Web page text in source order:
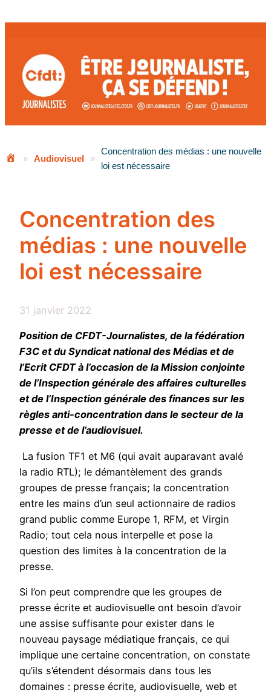
» Audiovisuel »
Concentration des médias : une nouvelle
loi est nécessaire
Concentration des
médias : une nouvelle
loi est nécessaire
31 janvier 2022
Position de CFDT-Journalistes, de la fédération
F3C et du Syndicat national des Médias et de
l’Ecrit CFDT à l’occasion de la Mission conjointe
de l’Inspection générale des affaires culturelles
et de l’Inspection générale des finances sur les
règles anti-concentration dans le secteur de la
presse et de l’audiovisuel.
La fusion TF1 et M6 (qui avait auparavant avalé
la radio RTL); le démantèlement des grands
groupes de presse français; la concentration
entre les mains d’un seul actionnaire de radios
grand public comme Europe 1, RFM, et Virgin
Radio; tout cela nous interpelle et pose la
question des limites à la concentration de la
presse.
Si l’on peut comprendre que les groupes de
presse écrite et audiovisuelle ont besoin d’avoir
une assise suffisante pour exister dans le
nouveau paysage médiatique français, ce qui
implique une certaine concentration, on constate
qu’ils s’étendent désormais dans tous les
domaines : presse écrite, audiovisuelle, web et